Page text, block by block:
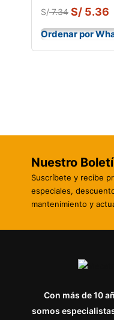
S/7.34 S/ 5.36
Ordenar por
Nuestro
Suscríbete y recibe
especiales,
mantenimiento y
Con más de 10
somos